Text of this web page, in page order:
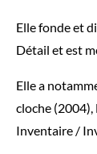
Elle fonde et
Détail et est
Elle a
cloche
Inventaire /